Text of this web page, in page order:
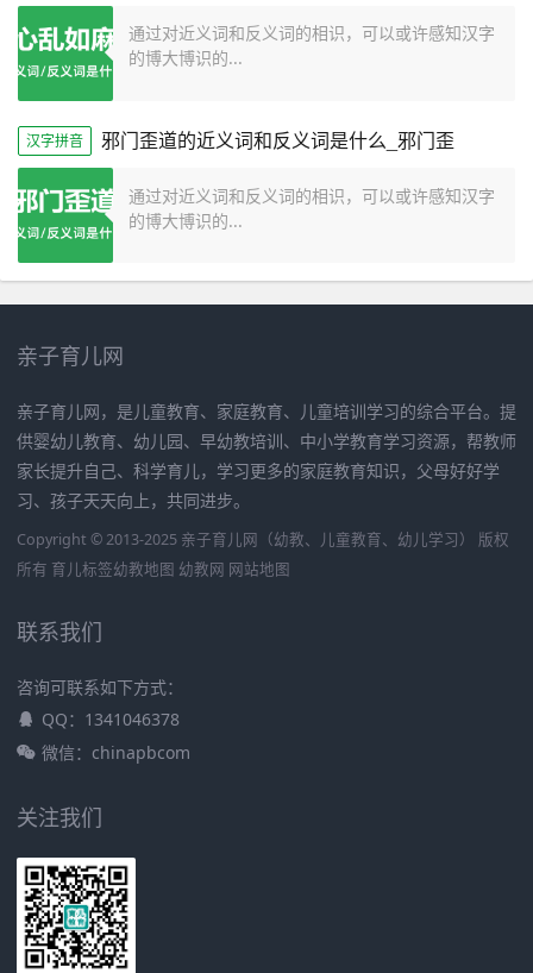
通过对近义词和反义词的相识，可以或许感知汉字
的博大博识的...
汉字拼音 邪门歪道的近义词和反义词是什么_邪门歪
通过对近义词和反义词的相识，可以或许感知汉字
的博大博识的...
亲子育儿网
亲子育儿网，是儿童教育、家庭教育、儿童培训学习的综合平台。提
供婴幼儿教育、幼儿园、早幼教培训、中小学教育学习资源，帮教师
家长提升自己、科学育儿，学习更多的家庭教育知识，父母好好学
习、孩子天天向上，共同进步。
Copyright © 2013-2025 亲子育儿网（幼教、儿童教育、幼儿学习） 版权
所有 育儿标签幼教地图 幼教网 网站地图
联系我们
咨询可联系如下方式：
QQ：1341046378
微信：chinapbcom
关注我们